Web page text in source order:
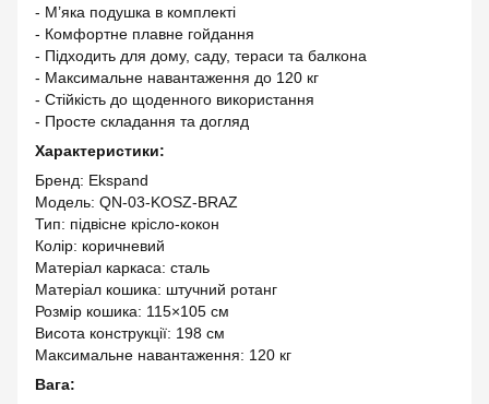
- М’яка подушка в комплекті
- Комфортне плавне гойдання
- Підходить для дому, саду, тераси та балкона
- Максимальне навантаження до 120 кг
- Стійкість до щоденного використання
- Просте складання та догляд
Характеристики:
Бренд: Ekspand
Модель: QN-03-KOSZ-BRAZ
Тип: підвісне крісло-кокон
Колір: коричневий
Матеріал каркаса: сталь
Матеріал кошика: штучний ротанг
Розмір кошика: 115×105 см
Висота конструкції: 198 см
Максимальне навантаження: 120 кг
Вага: